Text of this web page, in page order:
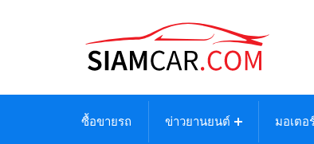
ซื้อขายรถ ข่าวยานยนต์ มอเตอ